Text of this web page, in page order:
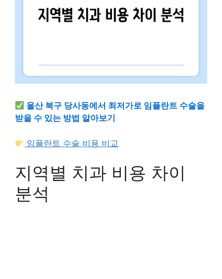
울산 북구 당사동에서 최저가로 임플란트 수술을
받을 수 있는 방법 알아보기
임플란트 수술 비용 비교
지역별 치과 비용 차이
분석